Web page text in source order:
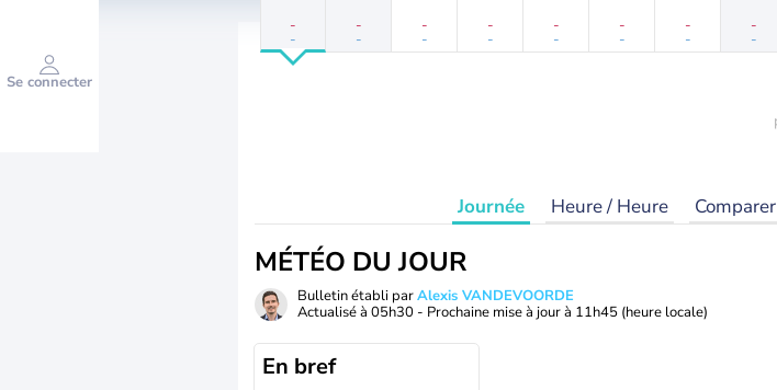
Se connecter
-
-
-
-
-
-
-
-
-
-
-
-
-
-
-
-
Journée Heure / Heure Comparer
MÉTÉO DU JOUR
Bulletin établi parAlexis VANDEVOORDE
Actualisé à 05h30 - Prochaine mise à jour à 11h45 (heure locale)
En bref